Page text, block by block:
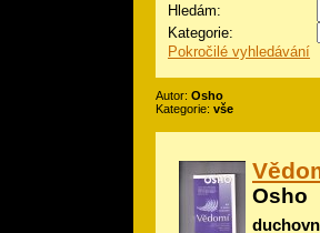
Hledám:
Kategorie:
Pokročilé vyhledávání
Autor: Osho
Kategorie: vše
Osho